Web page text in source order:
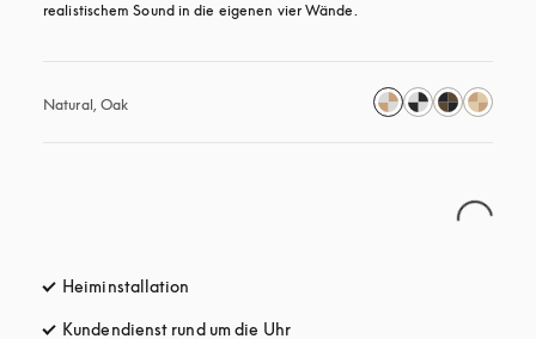
realistischem Sound in die eigenen vier Wände.
Natural, Oak
Heiminstallation
Kundendienst rund um die Uhröffnet sich in einem neuen Tab